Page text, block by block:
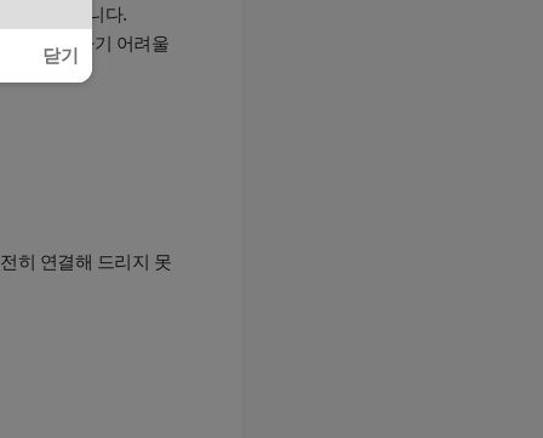
이 해제됩니다.
나 삭제하기 어려울
히 연결해 드리지 못
닫기